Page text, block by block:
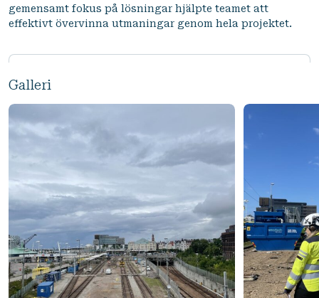
gemensamt fokus på lösningar hjälpte teamet att
effektivt övervinna utmaningar genom hela projektet.
Galleri